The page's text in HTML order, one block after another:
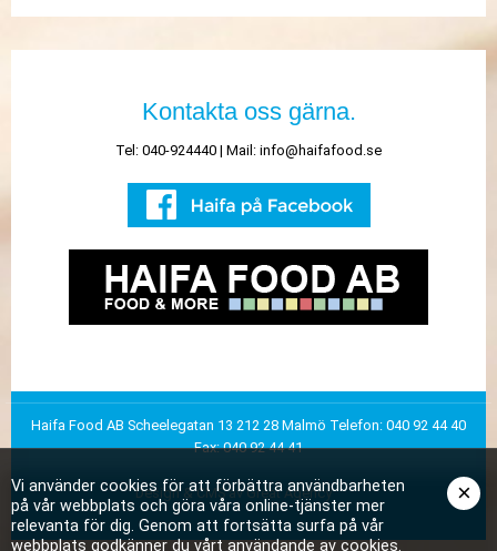
Vi använder cookies för att förbättra användbarheten
på vår webbplats och göra våra online-tjänster mer
relevanta för dig. Genom att fortsätta surfa på vår
webbplats godkänner du vårt användande av cookies.
×
Kontakta oss gärna.
Tel: 040-924440 | Mail: info@haifafood.se
Haifa Food AB Scheelegatan 13 212 28 Malmö Telefon: 040 92 44 40
Fax: 040 92 44 41
Design & CMS av Great Agency